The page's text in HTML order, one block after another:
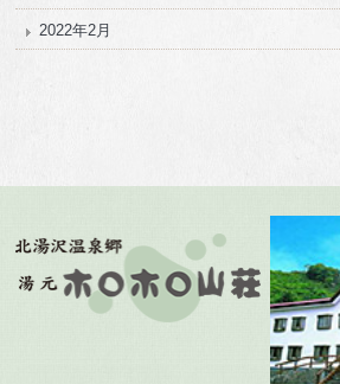
2022年2月